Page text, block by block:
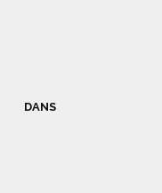
DANS